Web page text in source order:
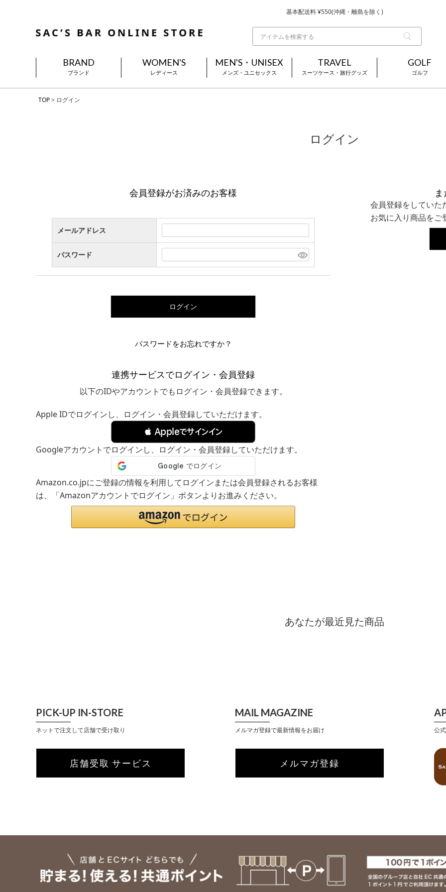
基本配送料 ¥550(沖縄・離島を除く)
BRAND
ブランド
WOMEN'S
レディース
MEN'S・UNISEX
メンズ・ユニセックス
TRAVEL
スーツケース・旅行グッズ
GOLF
ゴルフ
TOP ログイン
ログイン
会員登録がお済みのお客様
メールアドレス
パスワード
ログイン
パスワードをお忘れですか？
連携サービスでログイン・会員登録
以下のIDやアカウントでもログイン・会員登録できます。
Apple IDでログインし、ログイン・会員登録していただけます。
 Appleでサインイン
Googleアカウントでログインし、ログイン・会員登録していただけます。
Amazon.co.jpにご登録の情報を利用してログインまたは会員登録されるお客様
は、「Amazonアカウントでログイン」ボタンよりお進みください。
会員登録をしていた
お気に入り商品をご
あなたが最近見た商品
PICK-UP IN-STORE
ネットで注文して店舗で受け取り
店舗受取 サービス
MAIL MAGAZINE
メルマガ登録で最新情報をお届け
メルマガ登録
公